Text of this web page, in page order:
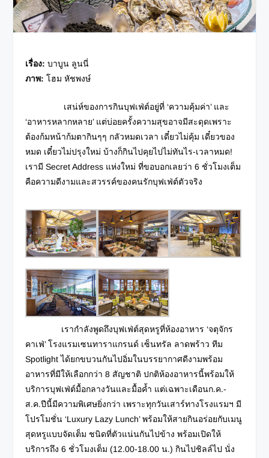
เรื่อง: บาบูน ลูนนี่
ภาพ: โฮม หัชพงษ์
เสน่ห์ของการกินบุฟเฟ่ต์อยู่ที่ ‘ความคุ้มค่า’ และ
‘อาหารหลากหลาย’ แต่บ่อยครั้งความสุขอาจมีสะดุดเพราะ
ต้องก้มหน้าก้มตากินๆๆ กลัวหมดเวลา เดี๋ยวไม่คุ้ม เดี๋ยวของ
หมด เดี๋ยวไม่ปรุงใหม่ บ้างก็กินไปคุยไปไม่ทันไร-เวลาหมด!
เรามี Secret Address แห่งใหม่ ที่ขอบอกเลยว่า 6 ชั่วโมงเต็ม
คือความดีงามและสวรรค์ของคนรักบุฟเฟ่ต์ตัวจริง
เรากำลังพูดถึงบุฟเฟ่ต์สุดหรูที่ห้องอาหาร ‘จตุจักร
คาเฟ่’ โรงแรมเซนทาราแกรนด์ เซ็นทรัล ลาดพร้าว ทีม
Spotlight ได้ยกขบวนกันไปอิ่มในบรรยากาศดีงามพร้อม
อาหารที่มีให้เลือกกว่า 8 สัญชาติ ปกติห้องอาหารนี้พร้อมให้
บริการบุฟเฟ่ต์มื้อกลางวันและมื้อค้ำ แต่เฉพาะเดือนก.ค.-
ส.ค.ปีนี้มีความพิเศษยิ่งกว่า เพราะทุกวันเสาร์ทางโรงแรมฯ มี
โปรโมชั่น ‘Luxury Lazy Lunch’ พร้อมให้สายกินอร่อยกับเมนู
สุดหรูแบบจัดเต็ม ชนิดที่ตัวแน่นกันไปข้าง พร้อมเปิดให้
บริการถึง 6 ชั่วโมงเต็ม (12.00-18.00 น.) กินไปชิลล์ไป นั่ง